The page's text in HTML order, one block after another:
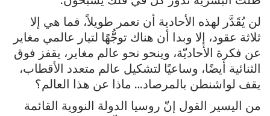
لن يُقَدَّر لهذه الأحادية أن تعمر طويلاً، فما هي إلا
ثلاثة عقود، إلا وبدا أن هناك توجُّهًا لتيار عالمي مغاير
عن فكرة الأحاديّة، وينحو نحو عالم مغاير، يقفز فوق
الثنائية أيضًا، وساعيًا لتشكيل عالم متعدد الأقطاب،
يقف لواشنطن بالمرصاد… ماذا عن هذا العالم؟
من اليسير القول إنّ روسيا الدولة النووية القائمة